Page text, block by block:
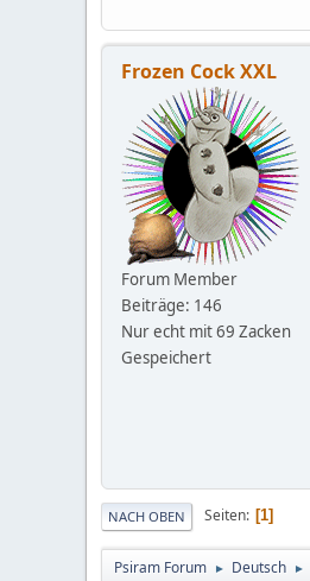
Frozen Cock XXL
Forum Member
Beiträge: 146
Nur echt mit 69 Zacken
Gespeichert
NACH OBEN Seiten 1
Psiram Forum ► Deutsch ►